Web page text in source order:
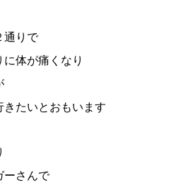
通りで
体が痛くなり
きたいとおもいます
ーさんで